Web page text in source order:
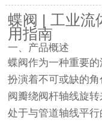
蝶阀 | 工业流
用指南
一、产品概述
蝶阀作为一种重要
扮演着不可或缺的
阀瓣绕阀杆轴线旋
处于与管道轴线平